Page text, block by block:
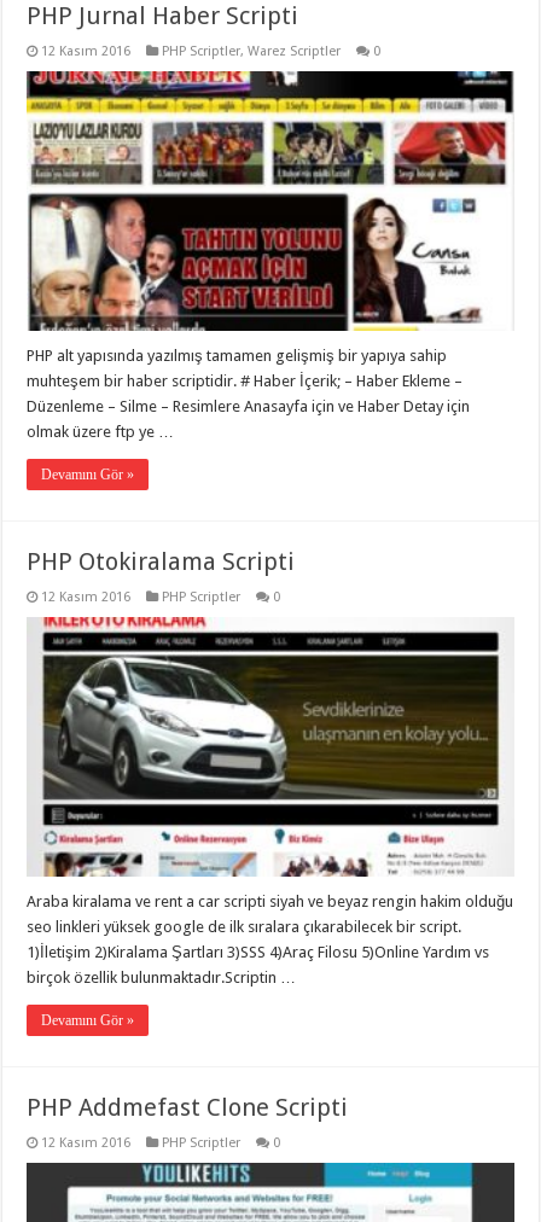
PHP Jurnal Haber Scripti
12 Kasım 2016 PHP Scriptler,Warez Scriptler 0
PHP alt yapısında yazılmış tamamen gelişmiş bir yapıya sahip
muhteşem bir haber scriptidir. # Haber İçerik; – Haber Ekleme –
Düzenleme – Silme – Resimlere Anasayfa için ve Haber Detay için
olmak üzere ftp ye …
Devamını Gör »
PHP Otokiralama Scripti
12 Kasım 2016 PHP Scriptler 0
Araba kiralama ve rent a car scripti siyah ve beyaz rengin hakim olduğu
seo linkleri yüksek google de ilk sıralara çıkarabilecek bir script.
1)İletişim 2)Kiralama Şartları 3)SSS 4)Araç Filosu 5)Online Yardım vs
birçok özellik bulunmaktadır.Scriptin …
Devamını Gör »
PHP Addmefast Clone Scripti
12 Kasım 2016 PHP Scriptler 0